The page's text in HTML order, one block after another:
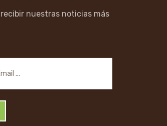
nuestras noticias más